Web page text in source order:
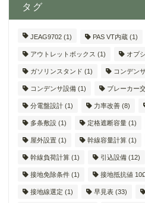
タグ
JEAG9702 (1) PAS VT内蔵 (1)
アウトレットボックス (1) オプ
ガソリンスタンド (1) コンデン
コンデンサ設備 (1) ブレーカー
分電盤設計 (1) 力率改善 (8)
多条敷設 (1) 定格遮断容量 (1)
屋外設置 (1) 幹線容量計算 (1)
幹線負荷計算 (1) 引込設備 (12)
接地免除条件 (1) 接地抵抗値
接地線選定 (1) 早見表 (33)